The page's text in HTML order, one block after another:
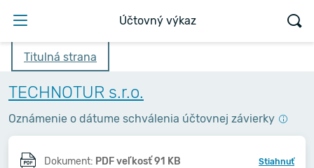
Účtovný výkaz
Titulná strana
TECHNOTUR s.r.o.
Oznámenie o dátume schválenia účtovnej závierky
Dokument: PDF veľkosť 91 KB Stiahnuť